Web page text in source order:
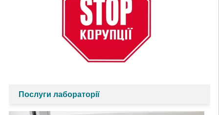
Послуги лабораторії